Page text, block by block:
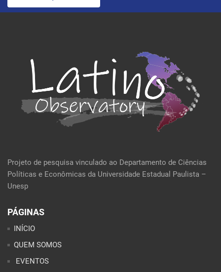
Projeto de pesquisa vinculado ao Departamento de Ciências
Políticas e Econômicas da Universidade Estadual Paulista –
Unesp
PÁGINAS
INÍCIO
QUEM SOMOS
EVENTOS